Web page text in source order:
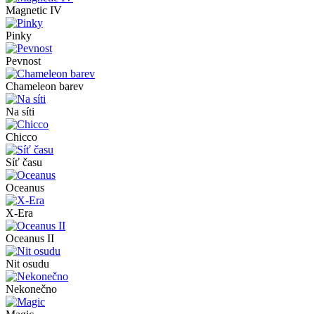
Magnetic IV
Pinky
Pevnost
Chameleon barev
Na síti
Chicco
Síť času
Oceanus
X-Era
Oceanus II
Nit osudu
Nekonečno